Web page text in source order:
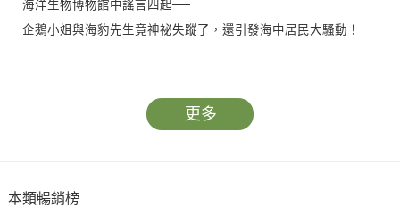
海洋生物博物館中謠言四起──
企鵝小姐與海豹先生竟神祕失蹤了，還引發海中居民大騷動！
原本寧靜和諧的珊瑚礁生態系，又潛藏著什麼樣的致命危機？
關鍵時刻，動物界辦案王牌「達克比」接受委託前往調查！
拯救千鈞一髮的海洋生物危機呢？
更多
本類暢銷榜